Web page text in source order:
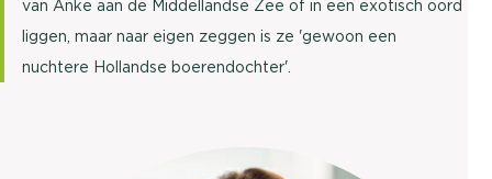
van Anke aan de Middellandse Zee of in een exotisch oord
liggen, maar naar eigen zeggen is ze 'gewoon een
nuchtere Hollandse boerendochter'.